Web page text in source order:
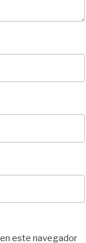
este navegador